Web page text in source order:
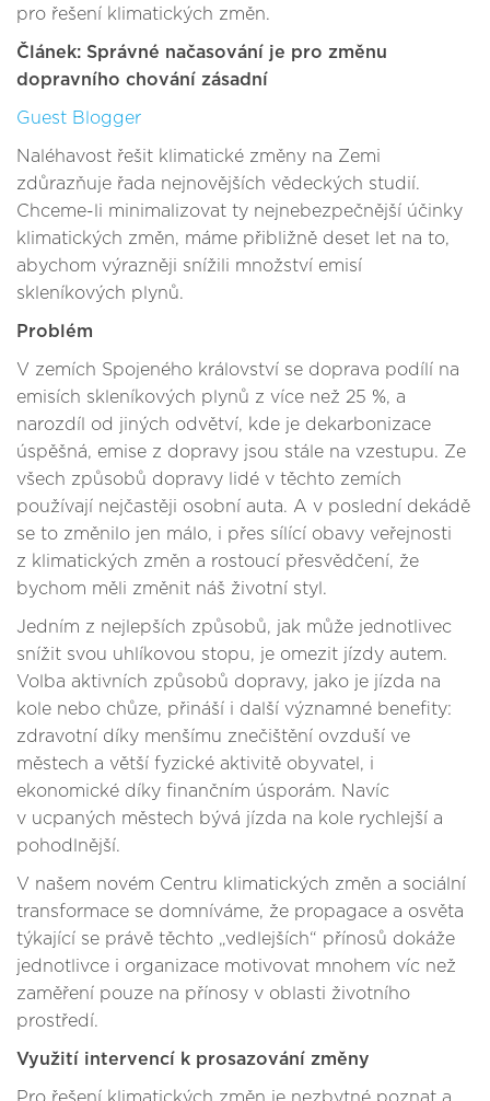
pro řešení klimatických změn.
Článek: Správné načasování je pro změnu
dopravního chování zásadní
Guest Blogger
Naléhavost řešit klimatické změny na Zemi
zdůrazňuje řada nejnovějších vědeckých studií.
Chceme-li minimalizovat ty nejnebezpečnější účinky
klimatických změn, máme přibližně deset let na to,
abychom výrazněji snížili množství emisí
skleníkových plynů.
Problém
V zemích Spojeného království se doprava podílí na
emisích skleníkových plynů z více než 25 %, a
narozdíl od jiných odvětví, kde je dekarbonizace
úspěšná, emise z dopravy jsou stále na vzestupu. Ze
všech způsobů dopravy lidé v těchto zemích
používají nejčastěji osobní auta. A v poslední dekádě
se to změnilo jen málo, i přes sílící obavy veřejnosti
z klimatických změn a rostoucí přesvědčení, že
bychom měli změnit náš životní styl.
Jedním z nejlepších způsobů, jak může jednotlivec
snížit svou uhlíkovou stopu, je omezit jízdy autem.
Volba aktivních způsobů dopravy, jako je jízda na
kole nebo chůze, přináší i další významné benefity:
zdravotní díky menšímu znečištění ovzduší ve
městech a větší fyzické aktivitě obyvatel, i
ekonomické díky finančním úsporám. Navíc
v ucpaných městech bývá jízda na kole rychlejší a
pohodlnější.
V našem novém Centru klimatických změn a sociální
transformace se domníváme, že propagace a osvěta
týkající se právě těchto „vedlejších“ přínosů dokáže
jednotlivce i organizace motivovat mnohem víc než
zaměření pouze na přínosy v oblasti životního
prostředí.
Využití intervencí k prosazování změny